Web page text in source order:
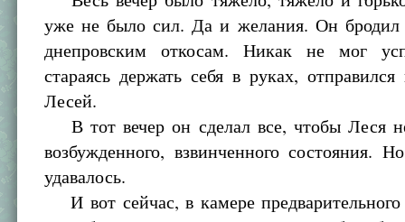
уже не было сил. Да и желания. Он
днепровским откосам. Никак не мог
стараясь держать себя в руках,
Лесей.
В тот вечер он сделал все, чтобы Леся
возбужденного, взвинченного состояния.
удавалось.
И вот сейчас, в камере